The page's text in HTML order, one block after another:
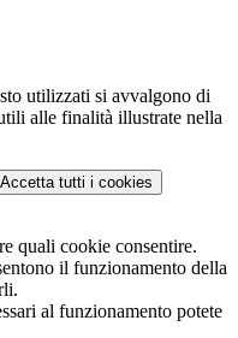
utilizzati si avvalgono di
alle finalità illustrate nella
Accetta tutti i cookies
quali cookie consentire.
il funzionamento della
al funzionamento potete